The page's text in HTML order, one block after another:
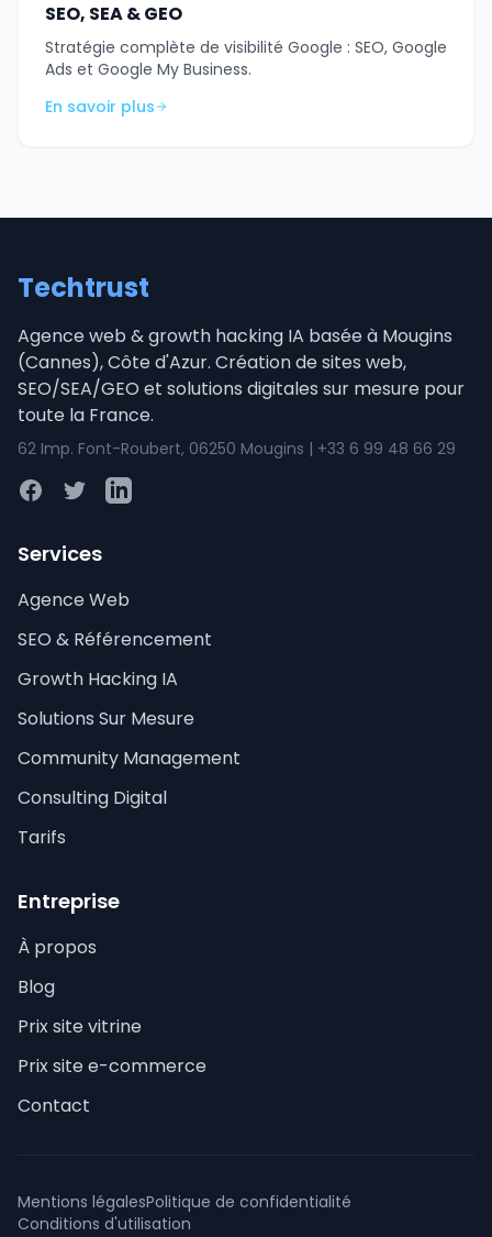
SEO, SEA & GEO
Stratégie complète de visibilité Google : SEO, Google
Ads et Google My Business.
En savoir plus
Techtrust
Agence web & growth hacking IA basée à Mougins
(Cannes), Côte d'Azur. Création de sites web,
SEO/SEA/GEO et solutions digitales sur mesure pour
toute la France.
62 Imp. Font-Roubert, 06250 Mougins | +33 6 99 48 66 29
FacebookTwitterLinkedIn
Services
Agence Web
SEO & Référencement
Growth Hacking IA
Solutions Sur Mesure
Community Management
Consulting Digital
Tarifs
Entreprise
À propos
Blog
Prix site vitrine
Prix site e-commerce
Contact
Mentions légalesPolitique de confidentialité
Conditions d'utilisation